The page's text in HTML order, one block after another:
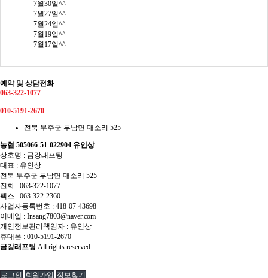
7월30일^^
7월27일^^
7월24일^^
7월19일^^
7월17일^^
예약 및 상담전화
063-322-1077
010-5191-2670
전북 무주군 부남면 대소리 525
농협 505066-51-022904 유인상
상호명 : 금강래프팅
대표 : 유인상
전북 무주군 부남면 대소리 525
전화 : 063-322-1077
팩스 : 063-322-2360
사업자등록번호 : 418-07-43698
이메일 : Insang7803@naver.com
개인정보관리책임자 : 유인상
휴대폰 : 010-5191-2670
금강래프팅 All rights reserved.
로그인 회원가입 정보찾기